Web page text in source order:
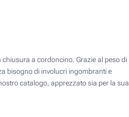
a cordoncino. Grazie al peso di
bisogno di involucri ingombranti e
catalogo, apprezzato sia per la sua